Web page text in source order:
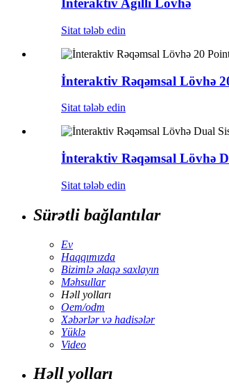
İnteraktiv Ağıllı Lövhə
Sitat tələb edin
İnteraktiv Rəqəmsal Lövhə
Sitat tələb edin
İnteraktiv Rəqəmsal Lövhə
Sitat tələb edin
Sürətli bağlantılar
Ev
Haqqımızda
Bizimlə əlaqə saxlayın
Məhsullar
Həll yolları
Oem/odm
Xəbərlər və hadisələr
Yüklə
Video
Həll yolları